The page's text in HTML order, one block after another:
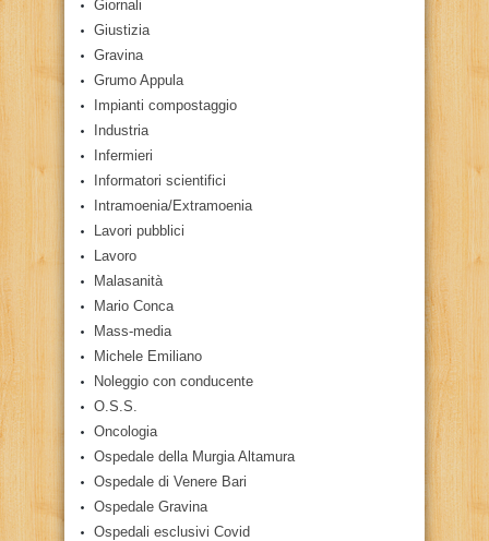
Giornali
Giustizia
Gravina
Grumo Appula
Impianti compostaggio
Industria
Infermieri
Informatori scientifici
Intramoenia/Extramoenia
Lavori pubblici
Lavoro
Malasanità
Mario Conca
Mass-media
Michele Emiliano
Noleggio con conducente
O.S.S.
Oncologia
Ospedale della Murgia Altamura
Ospedale di Venere Bari
Ospedale Gravina
Ospedali esclusivi Covid